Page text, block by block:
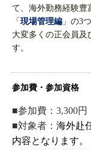
て、海外勤務経験豊
「 現場管理編 」 の3
大変多くの正会員及
す。
参加費・参加資格
■参加費： 3,300円
■対象者： 海外赴
内容となります。